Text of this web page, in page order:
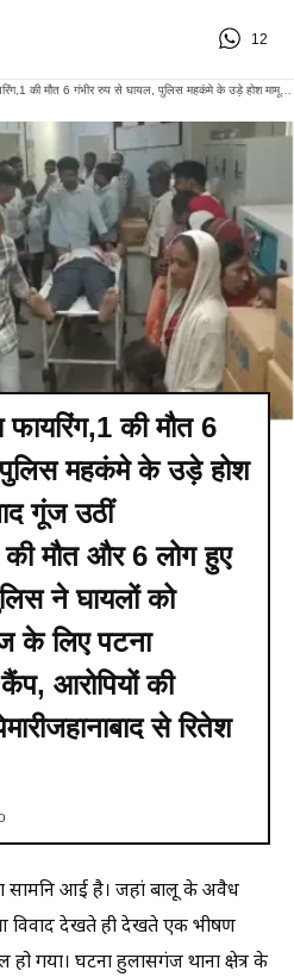
12
जहानाबाद में अंधाधुंध फायरिंग,1 की मौत 6 गंभीर रुप से घायल, पुलिस महकंमे के उड़े होश मामूली कहासुनी के बाद गूंज उठीं गोलियांगोलीबारी में 1 की मौत और 6 लोग हुए गंभीर रूप से जख्मीपुलिस ने घायलों को निकाला, बेहतर इलाज के लिए पटना रेफरइलाके में पुलिस कैंप, आरोपियों की गिरफ्तारी के लिए छापेमारीजहानाबाद से रितेश कुमार की रिपोर्ट
फायरिंग,1 की मौत 6
महकंमे के उड़े होश
गूंज उठीं
की मौत और 6 लोग हुए
ने घायलों को
के लिए पटना
आरोपियों की
से रितेश
सामनि आई है। जहां बालू के अवैध
विवाद देखते ही देखते एक भीषण
हो गया। घटना हुलासगंज थाना क्षेत्र के